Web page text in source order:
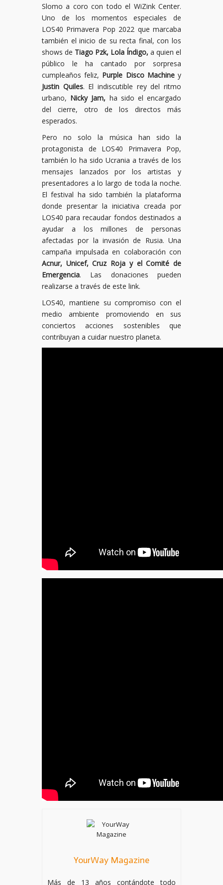
Slomo a coro con todo el WiZink Center.
Uno de los momentos especiales de
LOS40 Primavera Pop 2022 que marcaba
también el inicio de su recta final, con los
shows de Tiago Pzk, Lola Índigo, a quien el
público le ha cantado por sorpresa
cumpleaños feliz, Purple Disco Machiney
Justin Quiles. El indiscutible rey del ritmo
urbano, Nicky Jam, ha sido el encargado
del cierre, otro de los directos más
esperados.
Pero no solo la música han sido la
protagonista de LOS40 Primavera Pop,
también lo ha sido Ucrania a través de los
mensajes lanzados por los artistas y
presentadores a lo largo de toda la noche.
El festival ha sido también la plataforma
donde presentar la iniciativa creada por
LOS40 para recaudar fondos destinados a
ayudar a los millones de personas
afectadas por la invasión de Rusia. Una
campaña impulsada en colaboración con
Acnur, Unicef, Cruz Roja y el Comité de
Emergencia. Las donaciones pueden
realizarse a través de este link.
LOS40, mantiene su compromiso con el
medio ambiente promoviendo en sus
conciertos acciones sostenibles que
contribuyan a cuidar nuestro planeta.
YourWay Magazine
Más de 13 años contándote todo